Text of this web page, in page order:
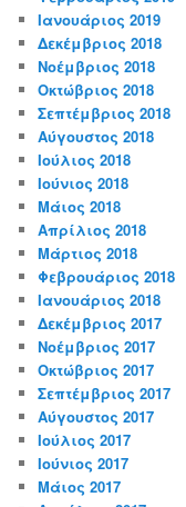
Ιανουάριος 2019
Δεκέμβριος 2018
Νοέμβριος 2018
Οκτώβριος 2018
Σεπτέμβριος 2018
Αύγουστος 2018
Ιούλιος 2018
Ιούνιος 2018
Μάιος 2018
Απρίλιος 2018
Μάρτιος 2018
Φεβρουάριος 2018
Ιανουάριος 2018
Δεκέμβριος 2017
Νοέμβριος 2017
Οκτώβριος 2017
Σεπτέμβριος 2017
Αύγουστος 2017
Ιούλιος 2017
Ιούνιος 2017
Μάιος 2017